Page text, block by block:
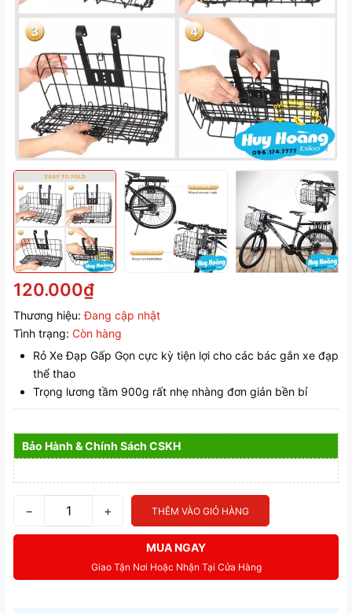
120.000₫
Thương hiệu: Đang cập nhật
Tình trạng: Còn hàng
Rỏ Xe Đạp Gấp Gọn cực kỳ tiện lợi cho các bác gắn xe đạp
thể thao
Trọng lương tầm 900g rất nhẹ nhàng đơn giản bền bỉ
Bảo Hành & Chính Sách CSKH
− + THÊM VÀO GIỎ HÀNG
MUA NGAY
Giao Tận Nơi Hoặc Nhận Tại Cửa Hàng